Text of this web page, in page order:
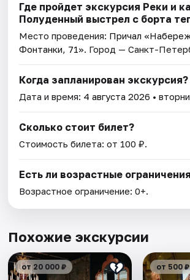
Где пройдет экскурсия Реки и
Полуденный выстрел с борта
Место проведения: Причал
Фонтанки, 71». Город — Санкт-
Когда запланирован экскурсия?
Дата и время: 4 августа 2026 •
Сколько стоит билет?
Стоимость билета: от 100 ₽.
Есть ли возрастные
Возрастное ограничение: 0+.
Похожие экскурсии
от 20 000 ₽ от 500 ₽